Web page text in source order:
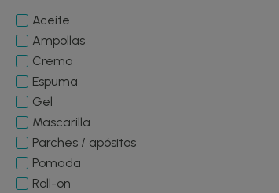
Aceite
Ampollas
Crema
Espuma
Gel
Mascarilla
Parches / apósitos
Pomada
Roll-on